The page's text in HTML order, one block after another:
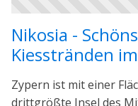
Nikosia -
Kiesstränden
Zypern ist mit einer
drittgrößte Insel des